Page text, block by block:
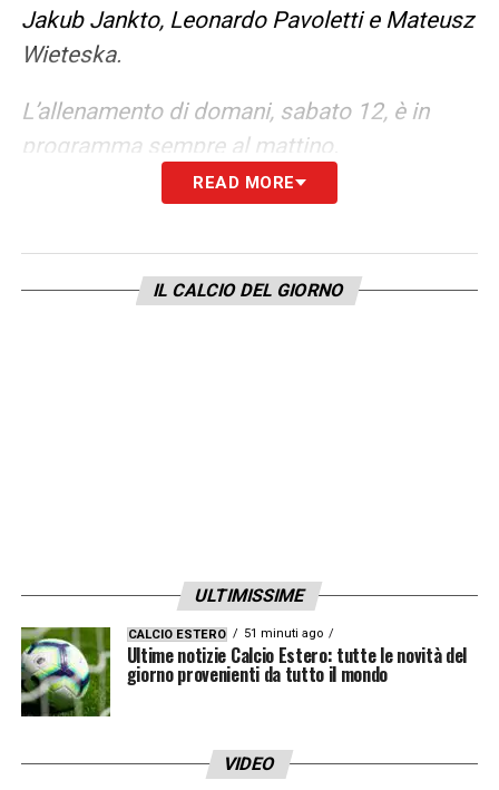
Jakub Jankto, Leonardo Pavoletti e Mateusz
Wieteska.
L’allenamento di domani, sabato 12, è in
programma sempre al mattino.
READ MORE
IL CALCIO DEL GIORNO
ULTIMISSIME
CALCIO ESTERO 51 minuti ago
Ultime notizie Calcio Estero: tutte le novità del
giorno provenienti da tutto il mondo
VIDEO